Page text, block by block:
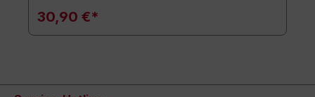
30,90 €*